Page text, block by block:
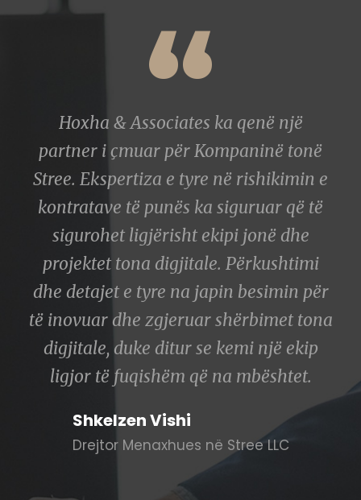
“
Hoxha & Associates ka qenë një
partner i çmuar për Kompaninë tonë
Stree. Ekspertiza e tyre në rishikimin e
kontratave të punës ka siguruar që të
sigurohet ligjërisht ekipi jonë dhe
projektet tona digjitale. Përkushtimi
dhe detajet e tyre na japin besimin për
të inovuar dhe zgjeruar shërbimet tona
digjitale, duke ditur se kemi një ekip
ligjor të fuqishëm që na mbështet.
Shkelzen Vishi
Drejtor Menaxhues në Stree LLC